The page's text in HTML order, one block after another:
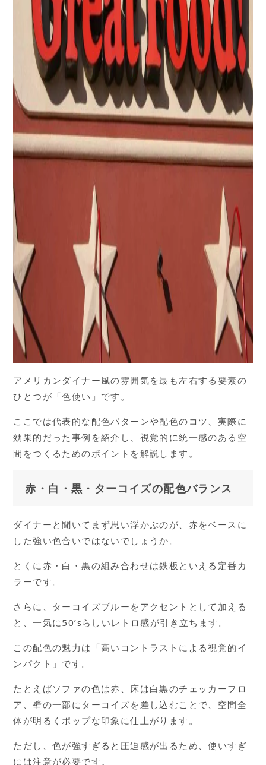
アメリカンダイナー風の雰囲気を最も左右する要素の
ひとつが「色使い」です。
ここでは代表的な配色パターンや配色のコツ、実際に
効果的だった事例を紹介し、視覚的に統一感のある空
間をつくるためのポイントを解説します。
赤・白・黒・ターコイズの配色バランス
ダイナーと聞いてまず思い浮かぶのが、赤をベースに
した強い色合いではないでしょうか。
とくに赤・白・黒の組み合わせは鉄板といえる定番カ
ラーです。
さらに、ターコイズブルーをアクセントとして加える
と、一気に50’sらしいレトロ感が引き立ちます。
この配色の魅力は「高いコントラストによる視覚的イ
ンパクト」です。
たとえばソファの色は赤、床は白黒のチェッカーフロ
ア、壁の一部にターコイズを差し込むことで、空間全
体が明るくポップな印象に仕上がります。
ただし、色が強すぎると圧迫感が出るため、使いすぎ
には注意が必要です。